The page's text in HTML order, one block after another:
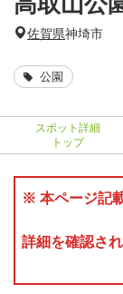
佐賀県神埼市
公園
スポット詳細
トップ
※ 本ページ記
詳細を確認さ